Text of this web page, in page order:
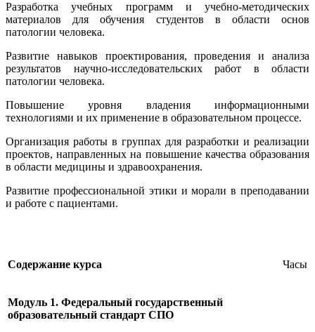
Разработка учебных программ и учебно-методических
материалов для обучения студентов в области основ
патологии человека.
Развитие навыков проектирования, проведения и анализа
результатов научно-исследовательских работ в области
патологии человека.
Повышение уровня владения информационными
технологиями и их применение в образовательном процессе.
Организация работы в группах для разработки и реализации
проектов, направленных на повышение качества образования
в области медицины и здравоохранения.
Развитие профессиональной этики и морали в преподавании
и работе с пациентами.
Содержание курса Часы
Модуль 1. Федеральный государственный
образовательный стандарт СПО